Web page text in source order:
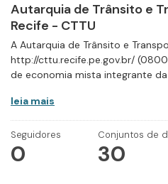
Autarquia de Trânsito e
Recife - CTTU
A Autarquia de Trânsito e
http://cttu.recife.pe.gov.br/
de economia mista integrante
leia mais
Seguidores
0
Conjuntos de
30